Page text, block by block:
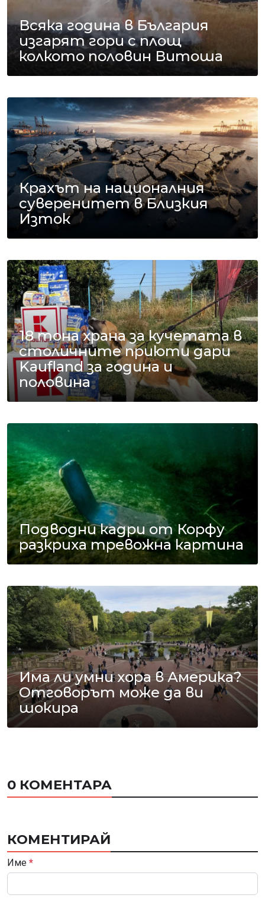
Всяка година в България
изгарят гори с площ
колкото половин Витоша
Крахът на националния
суверенитет в Близкия
Изток
18 тона храна за кучетата в
столичните приюти дари
Kaufland за година и
половина
Подводни кадри от Корфу
разкриха тревожна картина
Има ли умни хора в Америка?
Отговорът може да ви
шокира
0 КОМЕНТАРА
КОМЕНТИРАЙ
Име *